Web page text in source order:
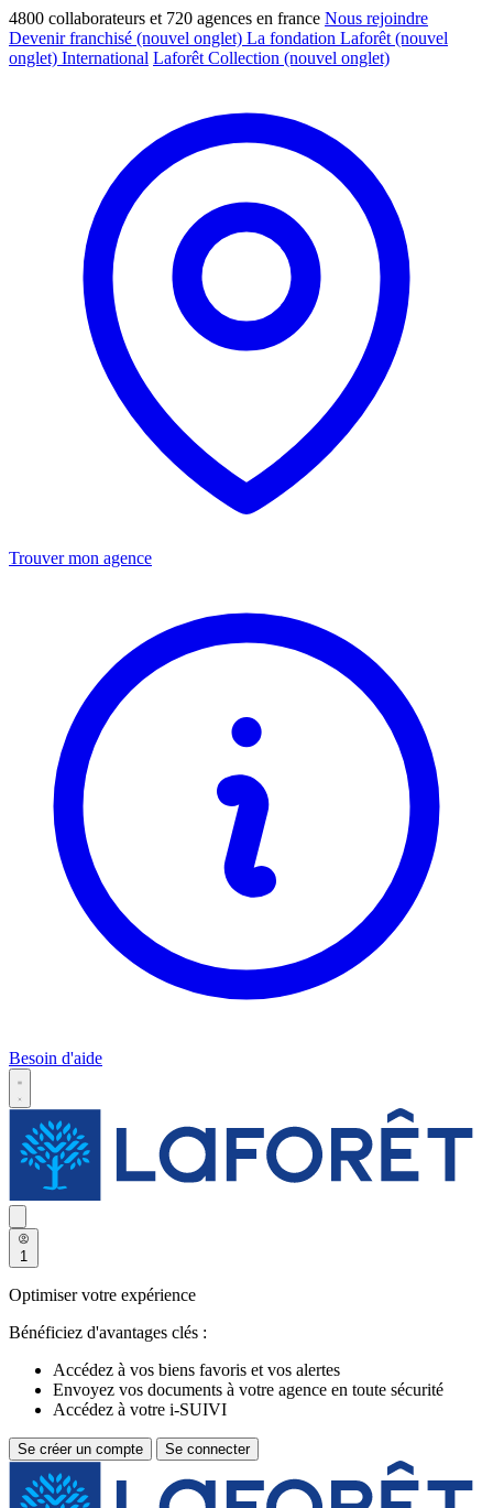
4800 collaborateurs et 720 agences en france Nous rejoindre
Devenir franchisé (nouvel onglet) La fondation Laforêt (nouvel
onglet) International Laforêt Collection (nouvel onglet)
Trouver mon agence
Besoin d'aide
1
Optimiser votre expérience
Bénéficiez d'avantages clés :
Accédez à vos biens favoris et vos alertes
Envoyez vos documents à votre agence en toute sécurité
Accédez à votre i-SUIVI
Se créer un compte Se connecter